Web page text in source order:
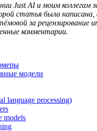
Just AI и моим коллегам
статья была
за рецензирование
комментарии.
модели
language processing)
models